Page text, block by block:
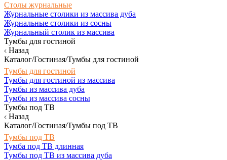
Столы журнальные
Журнальные столики из массива дуба
Журнальные столики из сосны
Журнальный столик из массива
Тумбы для гостиной
Назад
Каталог/Гостиная/Тумбы для гостиной
Тумбы для гостиной
Тумбы для гостиной из массива
Тумбы из массива дуба
Тумбы из массива сосны
Тумбы под ТВ
Назад
Каталог/Гостиная/Тумбы под ТВ
Тумбы под ТВ
Тумба под ТВ длинная
Тумбы под ТВ из массива дуба